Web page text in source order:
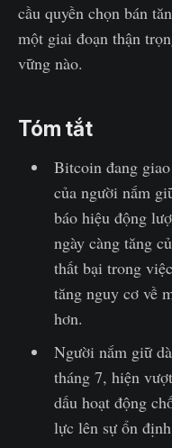
cầu quyền chọn bán
một giai đoạn thận
vững nào.
Tóm tắt
Bitcoin đang
của người nắm
báo hiệu động
ngày càng tăng
thất bại trong
tăng nguy cơ về
hơn.
Người nắm giữ
tháng 7, hiện
dấu hoạt động
lực lên sự ổn